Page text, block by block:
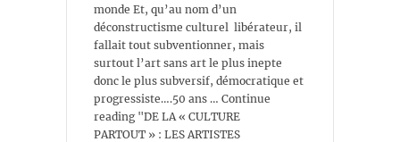
monde Et, qu’au nom d’un
déconstructisme culturel libérateur, il
fallait tout subventionner, mais
surtout l’art sans art le plus inepte
donc le plus subversif, démocratique et
progressiste….50 ans … Continue
reading "DE LA « CULTURE
PARTOUT » : LES ARTISTES